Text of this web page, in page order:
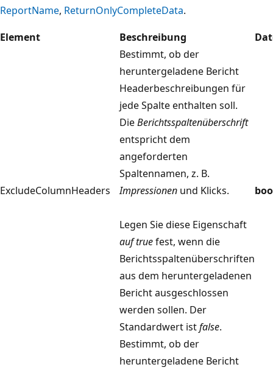
ReportName, ReturnOnlyCompleteData.
Element
Beschreibung
ExcludeColumnHeaders
Bestimmt, ob der
heruntergeladene Bericht
Headerbeschreibungen für
jede Spalte enthalten soll.
DieBerichtsspaltenüberschrift
entspricht dem
angeforderten
Spaltennamen, z. B.
Impressionen und Klicks.
Legen Sie diese Eigenschaft
auf truefest, wenn die
Berichtsspaltenüberschriften
aus dem heruntergeladenen
Bericht ausgeschlossen
werden sollen. Der
Standardwert istfalse.
Bestimmt, ob der
heruntergeladene Bericht